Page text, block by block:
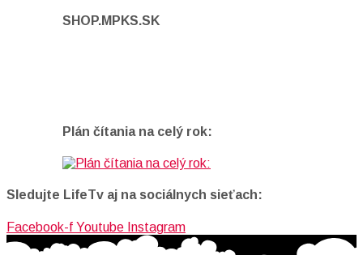
SHOP.MPKS.SK
Plán čítania na celý rok:
Sledujte LifeTv aj na sociálnych sieťach:
Facebook-f Youtube Instagram